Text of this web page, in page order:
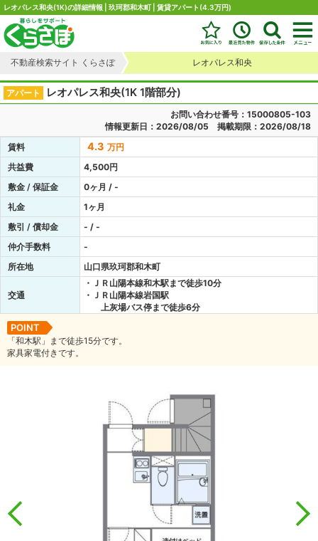
レオパレス和央(1K)の詳細情報 | 玖珂郡和木町 | 賃貸アパート(4.3万円)
不動産検索サイト くらさぽ レオパレス和央
アパート レオパレス和央(1K 1階部分)
お問い合わせ番号：15000805-103
情報更新日：2026/08/05 掲載期限：2026/08/18
賃料
4.3 万円
共益費
4,500円
敷金 / 保証金
0ヶ月 / -
礼金
1ヶ月
敷引 / 償却金
- / -
仲介手数料
-
所在地
山口県玖珂郡和木町
交通
・ＪＲ山陽本線和木駅まで徒歩10分
・ＪＲ山陽本線岩国駅
上灰場バス停まで徒歩6分
POINT
「和木駅」まで徒歩15分です。
家具家電付きです。